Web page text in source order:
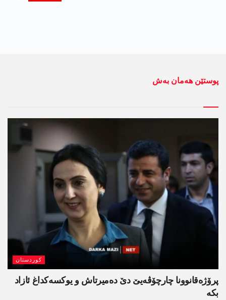
پوستێن ھەمان بەش
کوردستان
پرۆژەقانوونا چارچۆڤەیێ دێ دەمیرتاش و یوکسەکداغ ئازاد
بکە